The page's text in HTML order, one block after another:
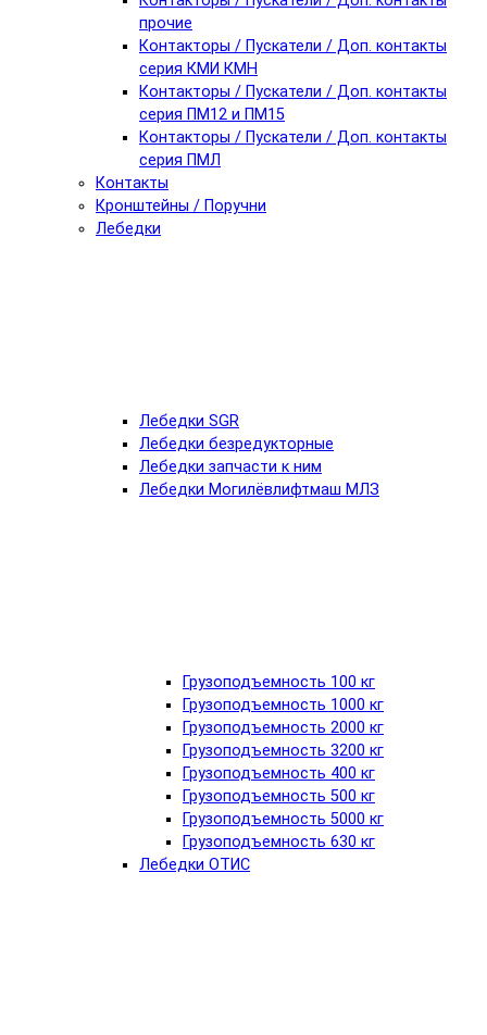
прочие
Контакторы / Пускатели / Доп. контакты
серия КМИ КМН
Контакторы / Пускатели / Доп. контакты
серия ПМ12 и ПМ15
Контакторы / Пускатели / Доп. контакты
серия ПМЛ
Контакты
Кронштейны / Поручни
Лебедки
Лебедки SGR
Лебедки безредукторные
Лебедки запчасти к ним
Лебедки Могилёвлифтмаш МЛЗ
Грузоподъемность 100 кг
Грузоподъемность 1000 кг
Грузоподъемность 2000 кг
Грузоподъемность 3200 кг
Грузоподъемность 400 кг
Грузоподъемность 500 кг
Грузоподъемность 5000 кг
Грузоподъемность 630 кг
Лебедки ОТИС